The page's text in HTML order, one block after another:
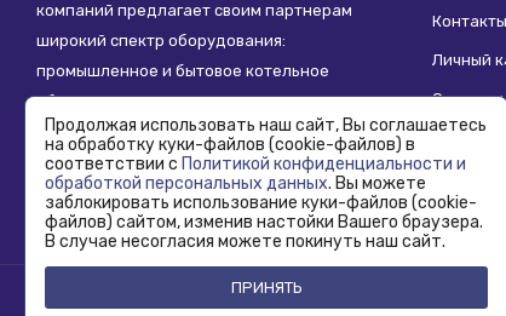
компаний предлагает своим партнерам
широкий спектр оборудования:
промышленное и бытовое котельное
оборудование, системы отопления,
водоснабжения, водоподготовки и другие
инженерные системы.
Контакты
Личный
Copyright © 1995 - 2026 Termoros. Все права защищены.
Продолжая использовать наш сайт, Вы соглашаетесь
на обработку куки-файлов (cookie-файлов) в
соответствии с Политикой конфиденциальности и
обработкой персональных данных. Вы можете
заблокировать использование куки-файлов (cookie-
файлов) сайтом, изменив настойки Вашего браузера.
В случае несогласия можете покинуть наш сайт.
ПРИНЯТЬ